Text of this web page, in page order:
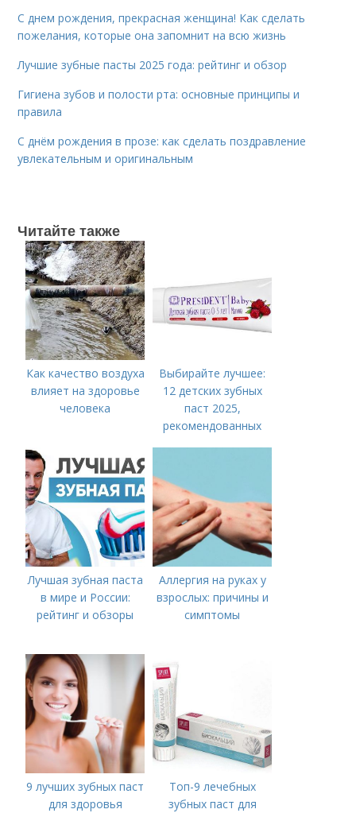
С днем рождения, прекрасная женщина! Как сделать
пожелания, которые она запомнит на всю жизнь
Лучшие зубные пасты 2025 года: рейтинг и обзор
Гигиена зубов и полости рта: основные принципы и
правила
С днём рождения в прозе: как сделать поздравление
увлекательным и оригинальным
Читайте также
Как качество воздуха
влияет на здоровье
человека
Выбирайте лучшее:
12 детских зубных
паст 2025,
рекомендованных
Лучшая зубная паста
в мире и России:
рейтинг и обзоры
Аллергия на руках у
взрослых: причины и
симптомы
9 лучших зубных паст
для здоровья
Топ-9 лечебных
зубных паст для